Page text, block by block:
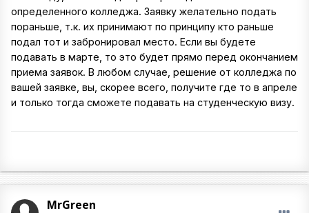
определенного колледжа. Заявку желательно подать
пораньше, т.к. их принимают по принципу кто раньше
подал тот и забронировал место. Если вы будете
подавать в марте, то это будет прямо перед окончанием
приема заявок. В любом случае, решение от колледжа по
вашей заявке, вы, скорее всего, получите где то в апреле
и только тогда сможете подавать на студенческую визу.
MrGreen